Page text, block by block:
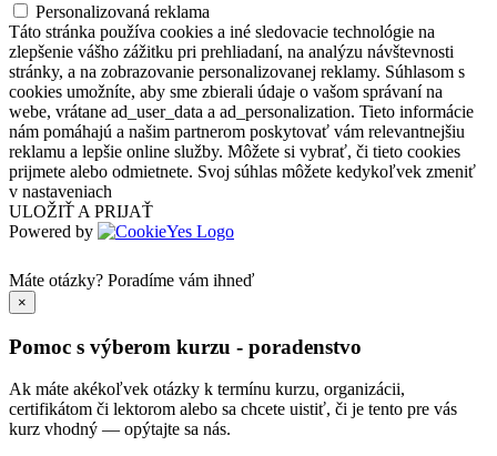
Personalizovaná reklama
Táto stránka používa cookies a iné sledovacie technológie na
zlepšenie vášho zážitku pri prehliadaní, na analýzu návštevnosti
stránky, a na zobrazovanie personalizovanej reklamy. Súhlasom s
cookies umožníte, aby sme zbierali údaje o vašom správaní na
webe, vrátane ad_user_data a ad_personalization. Tieto informácie
nám pomáhajú a našim partnerom poskytovať vám relevantnejšiu
reklamu a lepšie online služby. Môžete si vybrať, či tieto cookies
prijmete alebo odmietnete. Svoj súhlas môžete kedykoľvek zmeniť
v nastaveniach
ULOŽIŤ A PRIJAŤ
Powered by
Máte otázky? Poradíme vám ihneď
×
Pomoc s výberom kurzu - poradenstvo
Ak máte akékoľvek otázky k termínu kurzu, organizácii,
certifikátom či lektorom alebo sa chcete uistiť, či je tento pre vás
kurz vhodný — opýtajte sa nás.